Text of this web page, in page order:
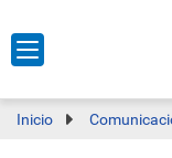
Inicio